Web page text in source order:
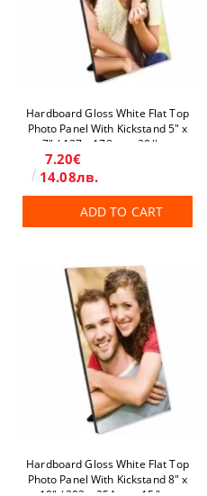
Hardboard Gloss White Flat Top
Photo Panel With Kickstand 5" x
7" / 127 x 178 mm 20/box
7.20€
14.08лв.
ADD TO CART
Hardboard Gloss White Flat Top
Photo Panel With Kickstand 8" x